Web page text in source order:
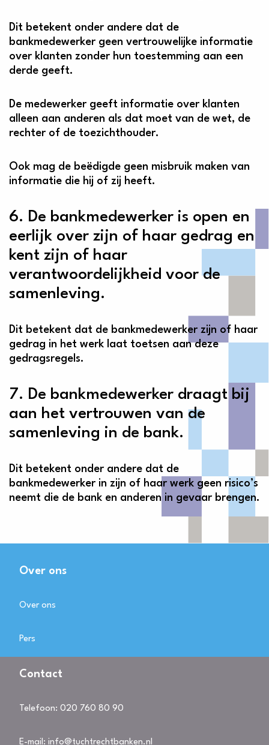
Dit betekent onder andere dat de
bankmedewerker geen vertrouwelijke informatie
over klanten zonder hun toestemming aan een
derde geeft.
De medewerker geeft informatie over klanten
alleen aan anderen als dat moet van de wet, de
rechter of de toezichthouder.
Ook mag de beëdigde geen misbruik maken van
informatie die hij of zij heeft.
6. De bankmedewerker is open en
eerlijk over zijn of haar gedrag en
kent zijn of haar
verantwoordelijkheid voor de
samenleving.
Dit betekent dat de bankmedewerker zijn of haar
gedrag in het werk laat toetsen aan deze
gedragsregels.
7. De bankmedewerker draagt bij
aan het vertrouwen van de
samenleving in de bank.
Dit betekent onder andere dat de
bankmedewerker in zijn of haar werk geen risico’s
neemt die de bank en anderen in gevaar brengen.
Over ons
Over ons
Pers
Contact
Telefoon: 020 760 80 90
E-mail: info@tuchtrechtbanken.nl